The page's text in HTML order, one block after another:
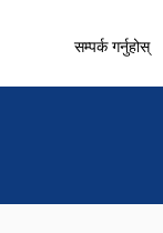
सम्पर्क गर्नुहोस्